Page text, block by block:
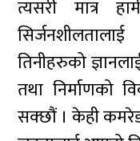
त्यसरी मात्र
तिनीहरुको
तथा निर्माणको
सक्छौं । केही